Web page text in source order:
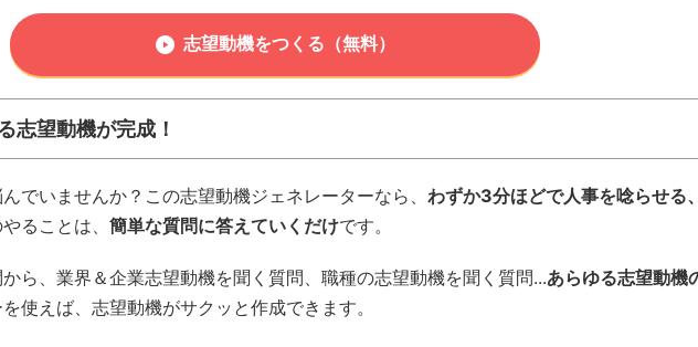
志望動機をつくる（無料）
志望動機が完成！
でいませんか？この志望動機ジェネレーターなら、 わずか3分ほどで人事を唸らせる
ることは、 簡単な質問に答えていくだけです。
ら、業界＆企業志望動機を聞く質問、職種の志望動機を聞く質問...あらゆる志望動機
使えば、志望動機がサクッと作成できます。